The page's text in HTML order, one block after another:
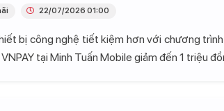
bị công nghệ tiết kiệm hơn với chương
tại Minh Tuấn Mobile giảm đến 1 triệu
22/07/2026 01:00